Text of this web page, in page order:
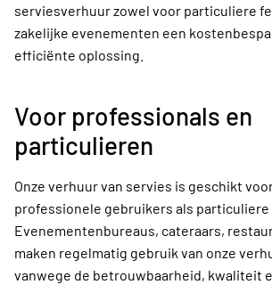
serviesverhuur zowel voor particuliere
zakelijke evenementen een
efficiënte oplossing.
Voor professionals en
particulieren
Onze verhuur van servies is geschikt
professionele gebruikers als particuliere
Evenementenbureaus, cateraars,
maken regelmatig gebruik van onze
vanwege de betrouwbaarheid, kwaliteit